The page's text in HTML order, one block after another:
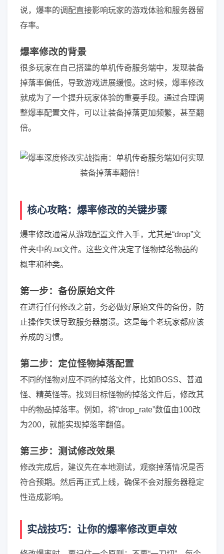
说，爆率的调配直接影响玩家的游戏体验和服务器留
存率。
爆率修改的背景
很多玩家在自己搭建的单机传奇服务端中，发现装备
掉落率偏低，导致游戏进展缓慢。这时候，爆率修改
就成为了一个提升玩家体验的重要手段。通过合理调
整爆率配置文件，可以让装备掉落更加频繁，甚至翻
倍。
核心攻略：爆率修改的关键步骤
爆率修改通常从游戏配置文件入手，尤其是“drop”文
件夹中的.txt文件。这些文件决定了怪物掉落物品的
概率和种类。
第一步：备份原始文件
在进行任何修改之前，务必做好原始文件的备份，防
止操作失误导致服务器崩溃。这是每个老玩家都应该
养成的习惯。
第二步：定位怪物掉落配置
不同的怪物对应不同的掉落文件，比如BOSS、普通
怪、精英怪等。找到目标怪物的掉落文件后，修改其
中的物品掉落率。例如，将“drop_rate”数值由100改
为200，就能实现掉落率翻倍。
第三步：测试修改效果
修改完成后，建议先在本地测试，观察掉落情况是否
符合预期。然后再正式上线，确保不会对服务器稳定
性造成影响。
实战技巧：让你的爆率修改更卓效